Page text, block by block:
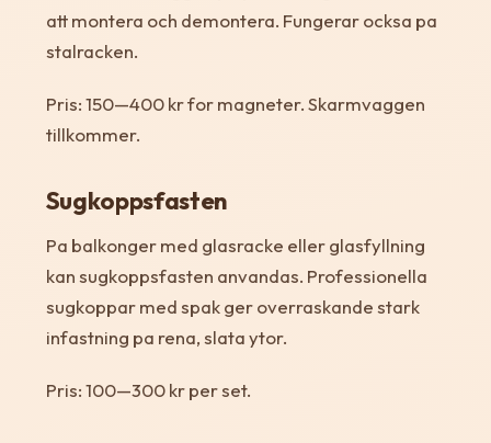
att montera och demontera. Fungerar ocksa pa
stalracken.
Pris: 150—400 kr for magneter. Skarmvaggen
tillkommer.
Sugkoppsfasten
Pa balkonger med glasracke eller glasfyllning
kan sugkoppsfasten anvandas. Professionella
sugkoppar med spak ger overraskande stark
infastning pa rena, slata ytor.
Pris: 100—300 kr per set.